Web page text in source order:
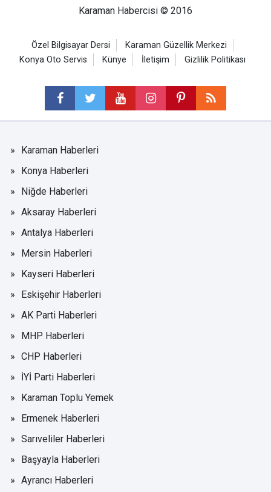
Karaman Habercisi © 2016
Özel Bilgisayar Dersi
Karaman Güzellik Merkezi
Konya Oto Servis
Künye İletişim Gizlilik Politikası
Karaman Haberleri
Konya Haberleri
Niğde Haberleri
Aksaray Haberleri
Antalya Haberleri
Mersin Haberleri
Kayseri Haberleri
Eskişehir Haberleri
AK Parti Haberleri
MHP Haberleri
CHP Haberleri
İYİ Parti Haberleri
Karaman Toplu Yemek
Ermenek Haberleri
Sarıveliler Haberleri
Başyayla Haberleri
Ayrancı Haberleri